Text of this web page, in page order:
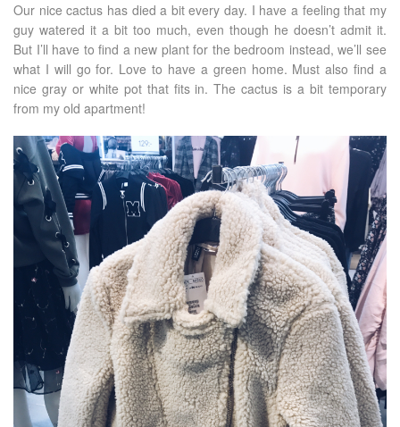
Our nice cactus has died a bit every day. I have a feeling that my
guy watered it a bit too much, even though he doesn’t admit it.
But I’ll have to find a new plant for the bedroom instead, we’ll see
what I will go for. Love to have a green home. Must also find a
nice gray or white pot that fits in. The cactus is a bit temporary
from my old apartment!